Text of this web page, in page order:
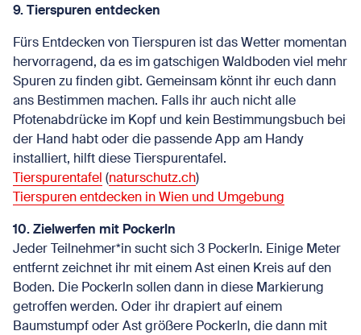
9. Tierspuren entdecken
Fürs Entdecken von Tierspuren ist das Wetter momentan
hervorragend, da es im gatschigen Waldboden viel mehr
Spuren zu finden gibt. Gemeinsam könnt ihr euch dann
ans Bestimmen machen. Falls ihr auch nicht alle
Pfotenabdrücke im Kopf und kein Bestimmungsbuch bei
der Hand habt oder die passende App am Handy
installiert, hilft diese Tierspurentafel.
Tierspurentafel (naturschutz.ch)
Tierspuren entdecken in Wien und Umgebung
10. Zielwerfen mit Pockerln
Jeder Teilnehmer*in sucht sich 3 Pockerln. Einige Meter
entfernt zeichnet ihr mit einem Ast einen Kreis auf den
Boden. Die Pockerln sollen dann in diese Markierung
getroffen werden. Oder ihr drapiert auf einem
Baumstumpf oder Ast größere Pockerln, die dann mit